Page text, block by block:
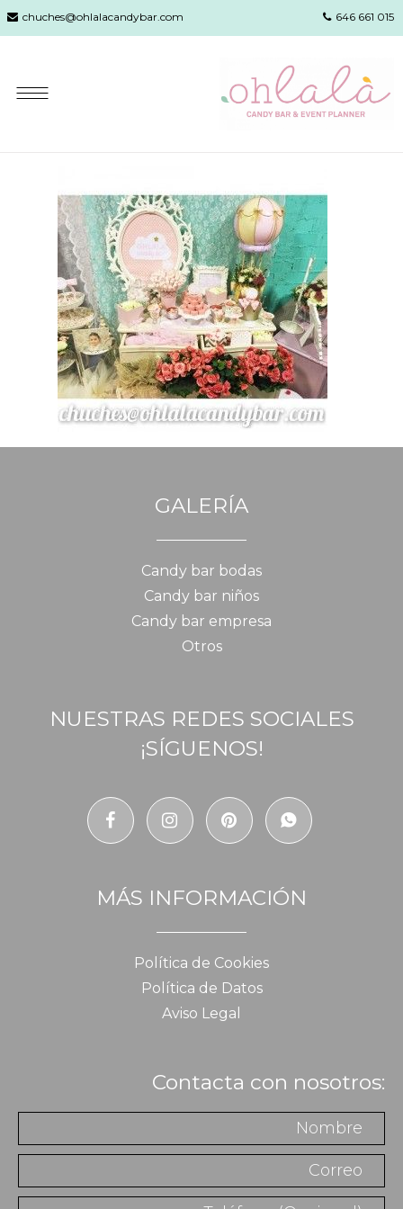
chuches@ohlalacandybar.com 646 661 015
GALERÍA
Candy bar bodas
Candy bar niños
Candy bar empresa
Otros
NUESTRAS REDES SOCIALES
¡SÍGUENOS!
MÁS INFORMACIÓN
Política de Cookies
Política de Datos
Aviso Legal
Contacta con nosotros: